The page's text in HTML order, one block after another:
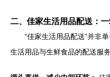
二、佳家生活用品配送：
“佳家生活用品配送”并非
生活用品与生鲜食品的配送服